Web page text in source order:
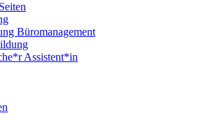
Büromanagement
Assistent*in